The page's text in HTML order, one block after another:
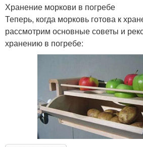
Хранение моркови в погребе
Теперь, когда морковь готова к
рассмотрим основные советы и
хранению в погребе: